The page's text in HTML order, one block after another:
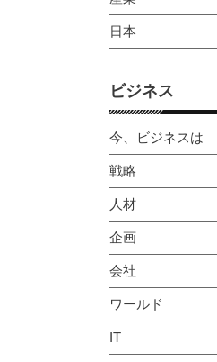
日本
ビジネス
今、ビジネスは
戦略
人材
企画
会社
ワールド
IT